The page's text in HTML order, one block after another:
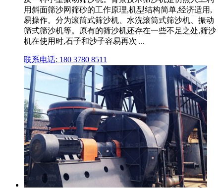
用斜面筛沙网筛砂的工作原理,机型结构简单,经济适用,
易操作。分为滚筒式筛沙机、水洗滚筒式筛沙机、振动
筛式筛沙机等。原有的筛沙机还存在一些不足之处,筛沙
机在使用时,石子和沙子容易再次 ...
联系电话: 180 3780 8511